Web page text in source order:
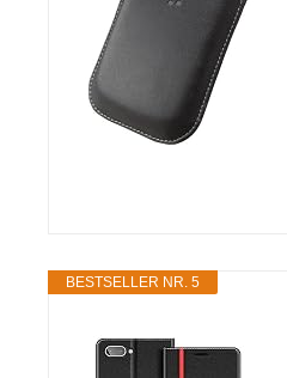
BESTSELLER NR. 5